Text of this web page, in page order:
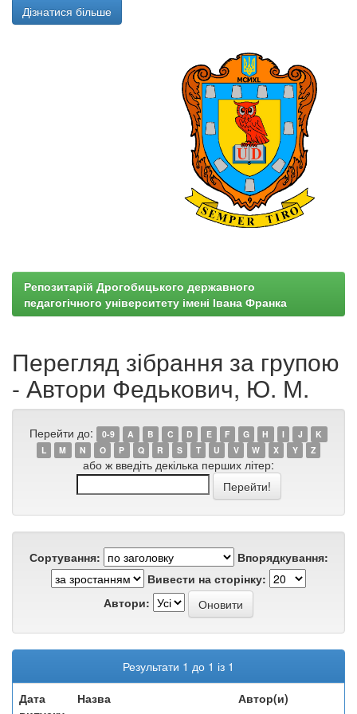
Дізнатися більше
Репозитарій Дрогобицького державного
педагогічного університету імені Івана Франка
Перегляд зібрання за групою
- Автори Федькович, Ю. М.
Перейти до: 0-9 A B C D E F G H I J
K
L
M N O P Q R S T U V W X Y Z
або ж введіть декілька перших літер:
Сортування:
Впорядкування:
Вивести на сторінку:
Автори:
Результати 1 до 1 із 1
Дата
Назва Автор(и)